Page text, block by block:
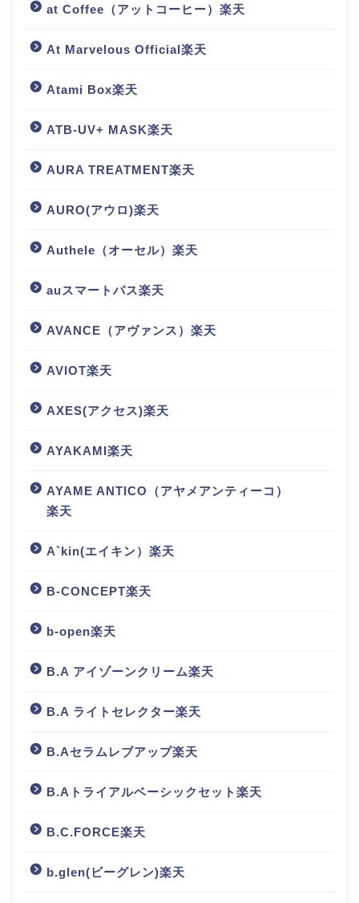
at Coffee（アットコーヒー）楽天
At Marvelous Official楽天
Atami Box楽天
ATB-UV+ MASK楽天
AURA TREATMENT楽天
AURO(アウロ)楽天
Authele（オーセル）楽天
auスマートパス楽天
AVANCE（アヴァンス）楽天
AVIOT楽天
AXES(アクセス)楽天
AYAKAMI楽天
AYAME ANTICO（アヤメアンティーコ）
楽天
A`kin(エイキン）楽天
B-CONCEPT楽天
b-open楽天
B.A アイゾーンクリーム楽天
B.A ライトセレクター楽天
B.Aセラムレブアップ楽天
B.Aトライアルベーシックセット楽天
B.C.FORCE楽天
b.glen(ビーグレン)楽天